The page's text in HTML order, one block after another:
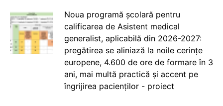
Noua programă școlară pentru
calificarea de Asistent medical
generalist, aplicabilă din 2026-2027:
pregătirea se aliniază la noile cerințe
europene, 4.600 de ore de formare în 3
ani, mai multă practică și accent pe
îngrijirea pacienților - proiect